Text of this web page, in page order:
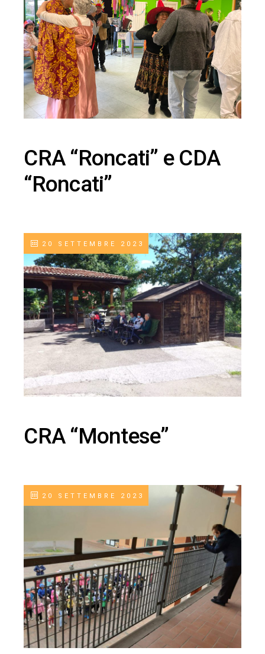
CRA “Roncati” e CDA
“Roncati”
20 SETTEMBRE 2023
CRA “Montese”
20 SETTEMBRE 2023